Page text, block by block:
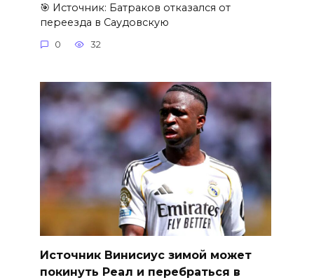
🎯 Источник: Батраков отказался от
переезда в Саудовскую
0 32
Источник Винисиус зимой может
покинуть Реал и перебраться в